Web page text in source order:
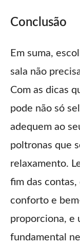
Conclusão
Em suma,
sala não
Com as dicas
pode não só
adequem ao
poltronas que
relaxamento.
fim das contas,
conforto e
proporciona, e
fundamental